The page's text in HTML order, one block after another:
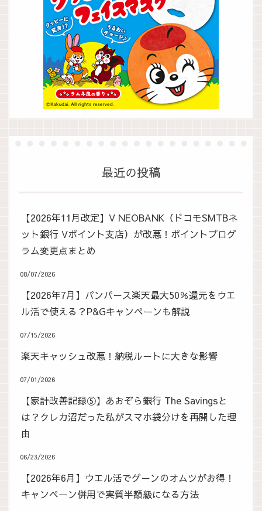
最近の投稿
【2026年11月改定】V NEOBANK（ドコモSMTBネ
ット銀行 Vポイント支店）が改悪！ポイントプログ
ラム変更点まとめ
08/07/2026
【2026年7月】パンパース楽天最大50％還元をウエ
ル活で使える？P&Gキャンペーンも解説
07/15/2026
楽天キャッシュ改悪！納税ルートに大きな影響
07/01/2026
【家計改善記録⑤】あおぞら銀行 The Savingsと
は？クレカ沼だった私がスマホ袋分けを再開した理
由
06/23/2026
【2026年6月】ウエル活でグーンのオムツがお得！
キャンペーン併用で実質半額級になる方法